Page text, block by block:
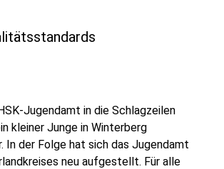
Jugendamt in die Schlagzeilen
kleiner Junge in Winterberg
In der Folge hat sich das Jugendamt
neu aufgestellt. Für alle